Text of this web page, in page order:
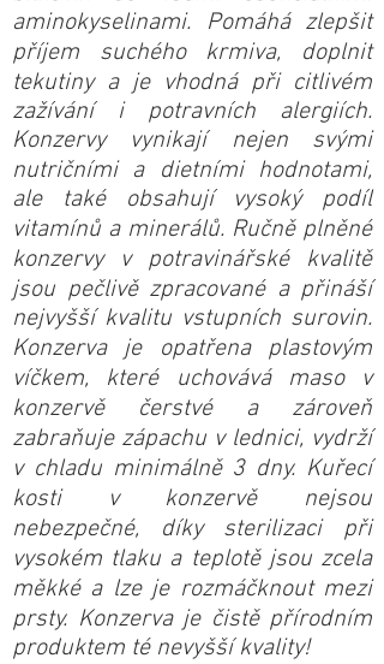
aminokyselinami. Pomáhá zlepšit
příjem suchého krmiva, doplnit
tekutiny a je vhodná při citlivém
zažívání i potravních alergiích.
Konzervy vynikají nejen svými
nutričními a dietními hodnotami,
ale také obsahují vysoký podíl
vitamínů a minerálů. Ručně plněné
konzervy v potravinářské kvalitě
jsou pečlivě zpracované a přináší
nejvyšší kvalitu vstupních surovin.
Konzerva je opatřena plastovým
víčkem, které uchovává maso v
konzervě čerstvé a zároveň
zabraňuje zápachu v lednici, vydrží
v chladu minimálně 3 dny. Kuřecí
kosti v konzervě nejsou
nebezpečné, díky sterilizaci při
vysokém tlaku a teplotě jsou zcela
měkké a lze je rozmáčknout mezi
prsty. Konzerva je čistě přírodním
produktem té nevyšší kvality!